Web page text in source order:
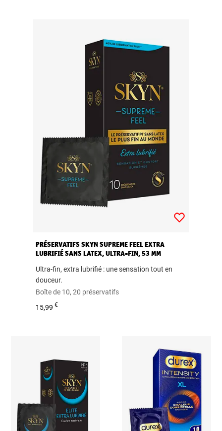
PRÉSERVATIFS SKYN SUPREME FEEL EXTRA
LUBRIFIÉ SANS LATEX, ULTRA-FIN, 53 MM
Ultra-fin, extra lubrifié : une sensation tout en
douceur.
Boîte de 10, 20 préservatifs
15,99€